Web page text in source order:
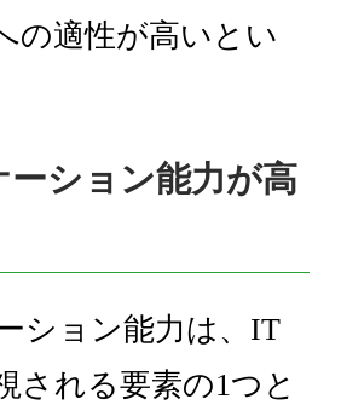
の適性が高いとい
ーション能力が高
ション能力は、IT
される要素の1つと